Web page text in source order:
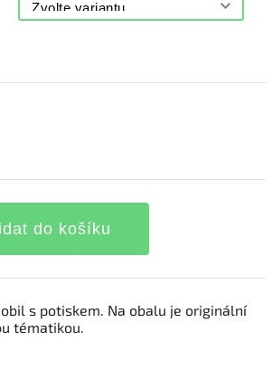
do košíku
s potiskem. Na obalu je originální
tématikou.